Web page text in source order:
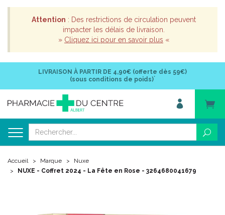
Attention : Des restrictions de circulation peuvent
impacter les délais de livraison.
» Cliquez ici pour en savoir plus «
LIVRAISON À PARTIR DE 4,90€ (offerte dès 59€)
(sous conditions de poids)*
Accueil Marque
Nuxe
NUXE - Coffret 2024 - La Fête en Rose - 3264680041679